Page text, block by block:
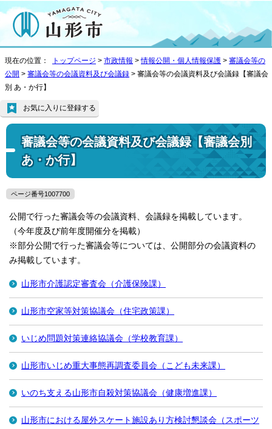
現在の位置： トップページ > 市政情報 >情報公開・個人情報保護 > 審議会等の
公開 > 審議会等の会議資料及び会議録 > 審議会等の会議資料及び会議録【審議会
別 あ・か行】
審議会等の会議資料及び会議録【審議会別
あ・か行】
お気に入りに登録する
ページ番号1007700
公開で行った審議会等の会議資料、会議録を掲載しています。
（今年度及び前年度開催分を掲載）
※部分公開で行った審議会等については、公開部分の会議資料の
み掲載しています。
山形市介護認定審査会（介護保険課）
山形市空家等対策協議会（住宅政策課）
いじめ問題対策連絡協議会（学校教育課）
山形市いじめ重大事態再調査委員会（こども未来課）
いのち支える山形市自殺対策協議会（健康増進課）
山形市における屋外スケート施設あり方検討懇談会（スポーツ